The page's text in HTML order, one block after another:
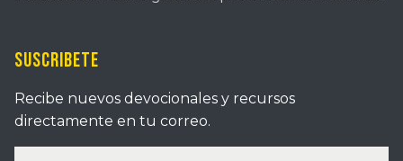
Suscribete
Recibe nuevos devocionales y recursos
directamente en tu correo.